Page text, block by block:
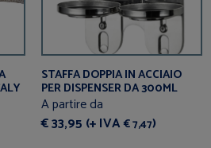
STAFFA DOPPIA IN ACCIAIO
PER DISPENSER DA 300ML
A partire da
€ 33,95 (+ IVA€ 7,47)